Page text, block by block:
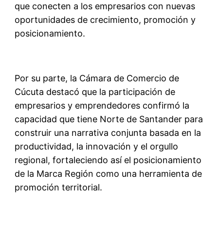
que conecten a los empresarios con nuevas
oportunidades de crecimiento, promoción y
posicionamiento.
Por su parte, la Cámara de Comercio de
Cúcuta destacó que la participación de
empresarios y emprendedores confirmó la
capacidad que tiene Norte de Santander para
construir una narrativa conjunta basada en la
productividad, la innovación y el orgullo
regional, fortaleciendo así el posicionamiento
de la Marca Región como una herramienta de
promoción territorial.